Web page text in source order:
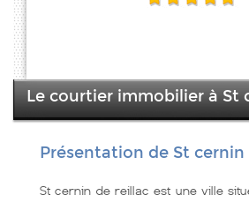
Le courtier immobilier à St
Présentation de St cernin
St cernin de reillac est une ville